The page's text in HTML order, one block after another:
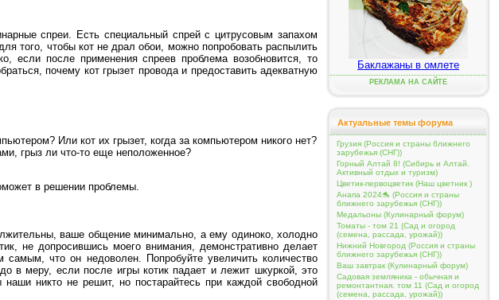
спреи. Есть специальный спрей с цитрусовым запахом
того, чтобы кот не драл обои, можно попробовать распылить
если после применения спреев проблема возобновится, то
почему кот грызет провода и предоставить адекватную
Или кот их грызет, когда за компьютером никого нет?
грыз ли что-то еще неположенное?
в решении проблемы.
ваше общение минимально, а ему одиноко, холодно
не допросившись моего внимания, демонстративно делает
что он недоволен. Попробуйте увеличить количество
в меру, если после игры котик падает и лежит шкуркой, это
никто не решит, но постарайтесь при каждой свободной
Баклажаны в омлете
РЕКЛАМА НА САЙТЕ
Актуальные темы форума
Грузия (Россия и страны ближнего
зарубежья (СНГ))
Горный Алтай 8! (Сибирь и Алтай.
Активный отдых и туризм)
Цветик-первоцветик (Наш цветник )
Анапа 2024🐬 (Россия и страны
ближнего зарубежья (СНГ))
Медальоны (Кулинарный форум)
Томаты - том 21 (Сад и огород
(семена, рассада, урожай))
Нижний Новгород (Россия и страны
ближнего зарубежья (СНГ))
Ваш завтрак (Кулинарный форум)
Садовая земляника - обычная и
ремонтантная. том 11 (Сад и огород
(семена, рассада, урожай))